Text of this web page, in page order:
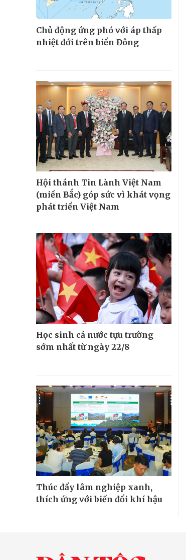
Chủ động ứng phó với áp thấp
nhiệt đới trên biển Đông
Hội thánh Tin Lành Việt Nam
(miền Bắc) góp sức vì khát vọng
phát triển Việt Nam
Học sinh cả nước tựu trường
sớm nhất từ ngày 22/8
Thúc đẩy lâm nghiệp xanh,
thích ứng với biến đổi khí hậu